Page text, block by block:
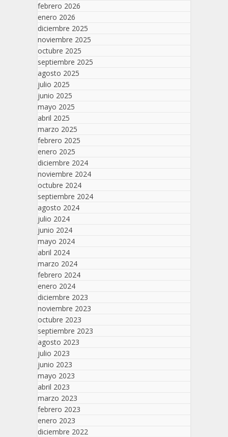
febrero 2026
enero 2026
diciembre 2025
noviembre 2025
octubre 2025
septiembre 2025
agosto 2025
julio 2025
junio 2025
mayo 2025
abril 2025
marzo 2025
febrero 2025
enero 2025
diciembre 2024
noviembre 2024
octubre 2024
septiembre 2024
agosto 2024
julio 2024
junio 2024
mayo 2024
abril 2024
marzo 2024
febrero 2024
enero 2024
diciembre 2023
noviembre 2023
octubre 2023
septiembre 2023
agosto 2023
julio 2023
junio 2023
mayo 2023
abril 2023
marzo 2023
febrero 2023
enero 2023
diciembre 2022